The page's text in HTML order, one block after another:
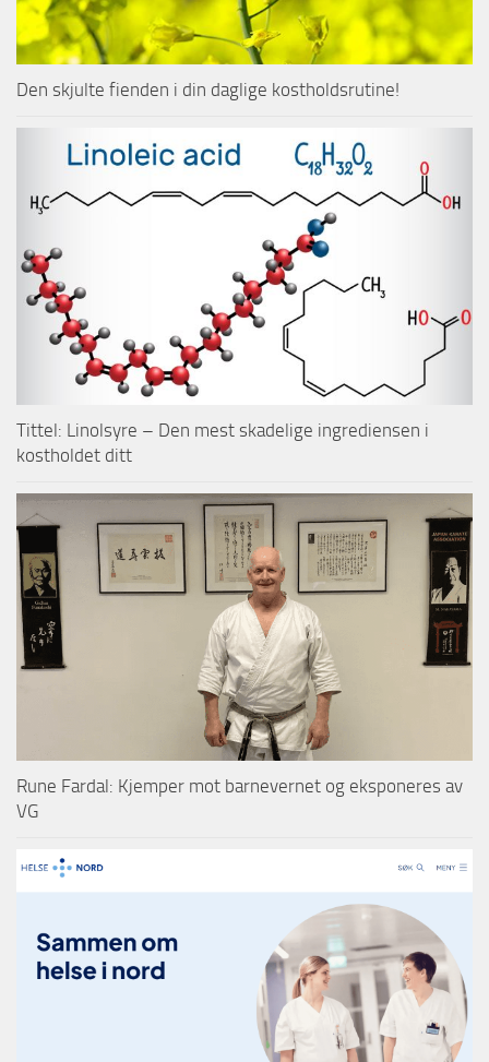
Den skjulte fienden i din daglige kostholdsrutine!
Tittel: Linolsyre – Den mest skadelige ingrediensen i
kostholdet ditt
Rune Fardal: Kjemper mot barnevernet og eksponeres av
VG